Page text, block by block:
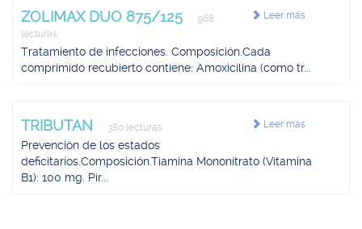
Leer más
ZOLIMAX DUO 875/125
968
lecturas
Tratamiento de infecciones. Composición.Cada
comprimido recubierto contiene: Amoxicilina (como tr...
Leer más
TRIBUTAN 380 lecturas
Prevención de los estados
deficitarios.Composición.Tiamina Mononitrato (Vitamina
B1): 100 mg. Pir...